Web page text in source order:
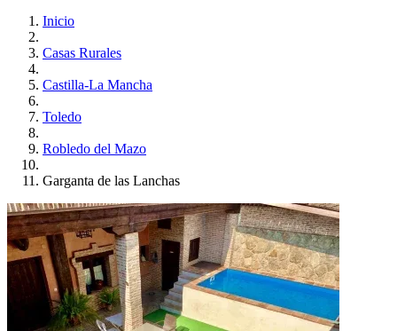
Inicio
Casas Rurales
Castilla-La Mancha
Toledo
Robledo del Mazo
Garganta de las Lanchas